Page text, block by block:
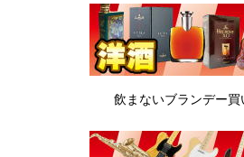
飲まないブランデー買